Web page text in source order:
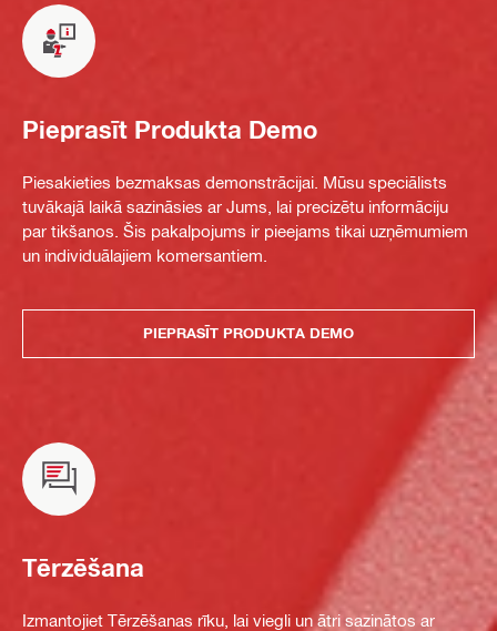
Pieprasīt Produkta Demo
Piesakieties bezmaksas demonstrācijai. Mūsu speciālists
tuvākajā laikā sazināsies ar Jums, lai precizētu informāciju
par tikšanos. Šis pakalpojums ir pieejams tikai uzņēmumiem
un individuālajiem komersantiem.
PIEPRASĪT PRODUKTA DEMO
Tērzēšana
Izmantojiet Tērzēšanas rīku, lai viegli un ātri sazinātos ar